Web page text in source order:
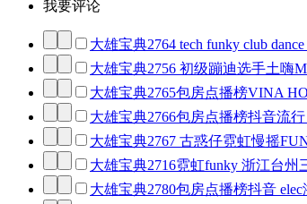
我要评论
大雄宝典2764 tech funky club
大雄宝典2756 初级蹦迪选手土嗨
大雄宝典2765包房点播榜VINA
大雄宝典2766包房点播榜抖音流
大雄宝典2767 古惑仔霓虹慢摇
大雄宝典2716霓虹funky 浙江台
大雄宝典2780包房点播榜抖音